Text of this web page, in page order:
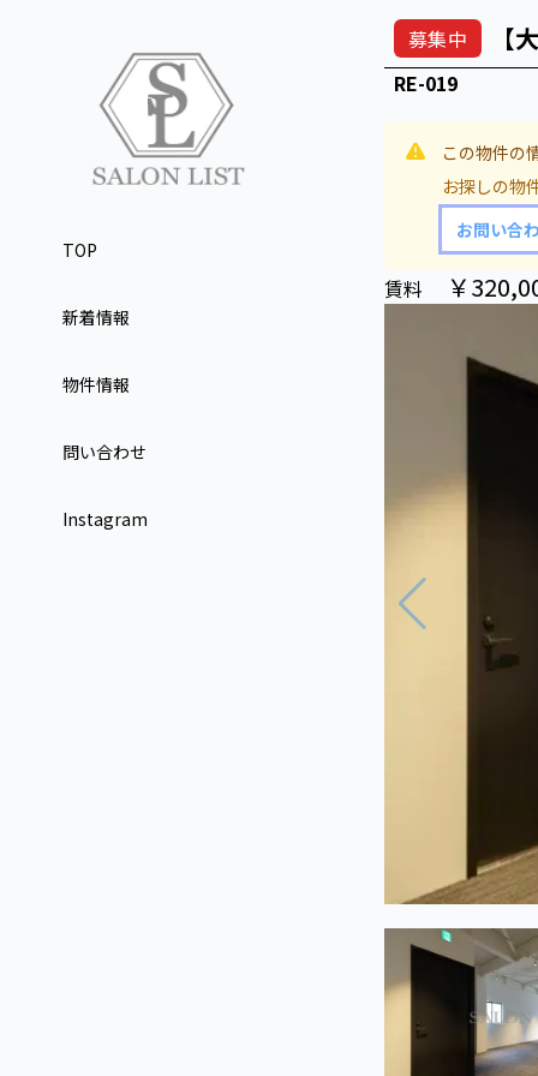
TOP
新着情報
物件情報
問い合わせ
Instagram
募集中 【
RE-019
この物件の
お探しの物
お問い合
賃料 ￥